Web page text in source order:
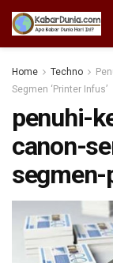
Home Techno
Segmen ‘Printer Infus’
penuhi-
canon-